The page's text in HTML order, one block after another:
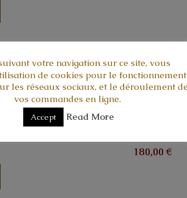
« Brut – Jéroboam »est un
champagne Blanc de Noirs.
Il est exclusivement composé du
cépage pinot noir qui lui donne
ampleur et sincérité. La
contenance d’un Jéroboam est de
180,00 €
votre navigation sur ce site, vous
de cookies pour le fonctionnement
les réseaux sociaux, et le déroulement
vos commandes en ligne.
Accept Read More